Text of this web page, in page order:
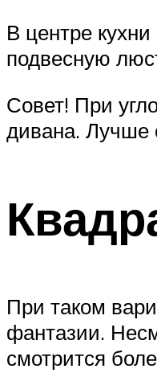
В центре
подвесную
Совет! При
дивана. Лучше
При таком
фантазии.
смотрится